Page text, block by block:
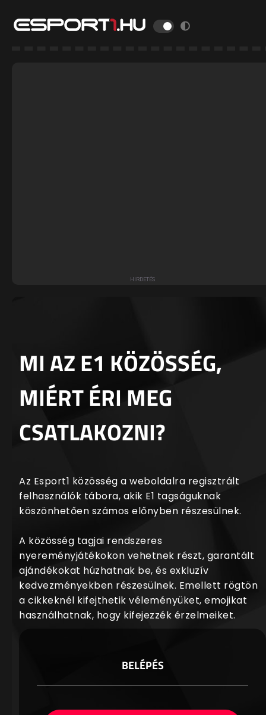
MI AZ E1 KÖZÖSSÉG,
MIÉRT ÉRI MEG
CSATLAKOZNI?
Az Esport1 közösség a weboldalra regisztrált
felhasználók tábora, akik E1 tagságuknak
köszönhetően számos előnyben részesülnek.
A közösség tagjai rendszeres
nyereményjátékokon vehetnek részt, garantált
ajándékokat húzhatnak be, és exkluzív
kedvezményekben részesülnek. Emellett rögtön
a cikkeknél kifejthetik véleményüket, emojikat
használhatnak, hogy kifejezzék érzelmeiket.
BELÉPÉS